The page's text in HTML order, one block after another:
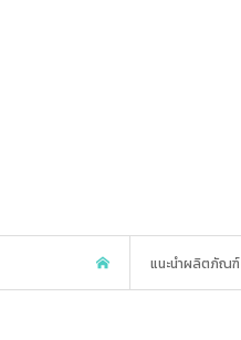
แนะนำผลิตภัณฑ์